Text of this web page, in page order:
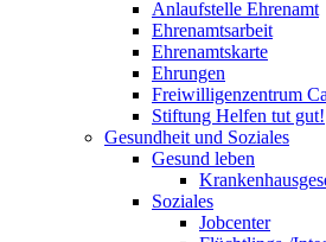
Anlaufstelle Ehrenamt
Ehrenamtsarbeit
Ehrenamtskarte
Ehrungen
Freiwilligenzentrum
Stiftung Helfen tut gut!
Gesundheit und Soziales
Gesund leben
Soziales
Jobcenter